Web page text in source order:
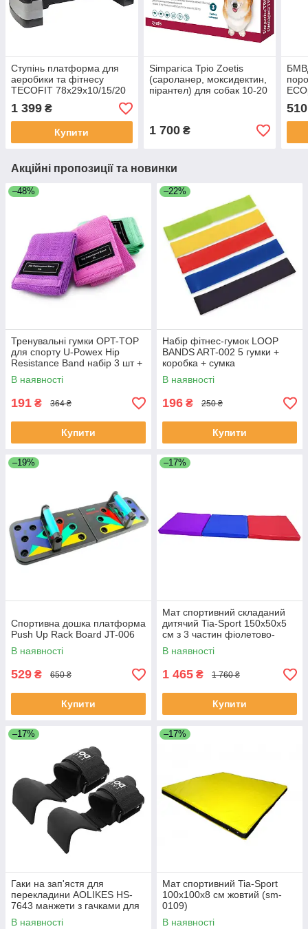
Ступінь платформа для
аеробики та фітнесу
TECOFIT 78х29х10/15/20
см Чорно-сірий
(TOP18054237)
1 399 ₴
Купити
Simparica Тріо Zoetis
(сароланер, моксидектин,
пірантел) для собак 10-20
1 700₴
510
Акційні пропозиції та новинки
–48%
Тренувальні гумки OPT-TOP
для спорту U-Powex Hip
Resistance Band набір 3 шт +
чохол у комплекті
В наявності
191 ₴ 364 ₴
Купити
–22%
Набір фітнес-гумок LOOP
BANDS ART-002 5 гумки +
коробка + сумка
Різнобарвний
В наявності
196 ₴ 250 ₴
Купити
–19%
Спортивна дошка платформа
Push Up Rack Board JT-006
В наявності
529 ₴ 650 ₴
Купити
–17%
Мат спортивний складаний
дитячий Tia-Sport 150х50х5
см з 3 частин фіолетово-
синьо-червоний (sm-0142)
В наявності
1 465 ₴ 1 760 ₴
Купити
–17%
Гаки на зап'ястя для
перекладини AOLIKES HS-
7643 манжети з гачками для
тяги турніка
В наявності
–17%
Мат спортивний Tia-Sport
100х100х8 см жовтий (sm-
0109)
В наявності